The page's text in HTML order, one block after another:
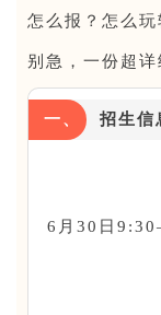
怎么报？怎么玩
别急，一份超
一、 招生信
6月30日